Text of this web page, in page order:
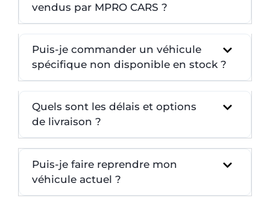
vendus par MPRO CARS ?
Puis-je commander un véhicule
spécifique non disponible en stock ?
Quels sont les délais et options
de livraison ?
Puis-je faire reprendre mon
véhicule actuel ?